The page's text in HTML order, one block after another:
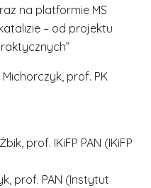
na platformie MS
– od projektu
Michorczyk, prof. PK
prof. IKiFP PAN (IKiFP
prof. PAN (Instytut